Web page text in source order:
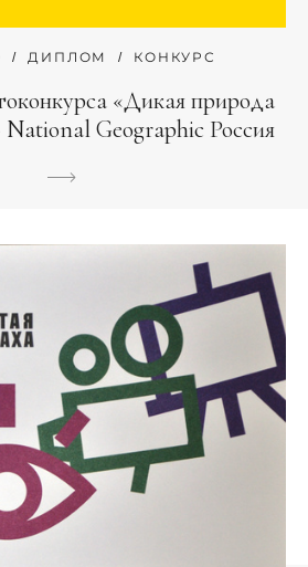
ДИПЛОМ КОНКУРС
«Дикая природа
Geographic Россия